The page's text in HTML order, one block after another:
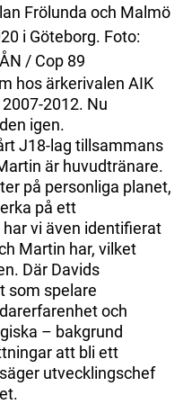
Frölunda och Malmö
i Göteborg. Foto:
/ Cop 89
hos ärkerivalen AIK
2012. Nu
igen.
J18-lag tillsammans
är huvudtränare.
på personliga planet,
på ett
vi även identifierat
Martin har, vilket
Där Davids
som spelare
och
– bakgrund
att bli ett
utvecklingschef